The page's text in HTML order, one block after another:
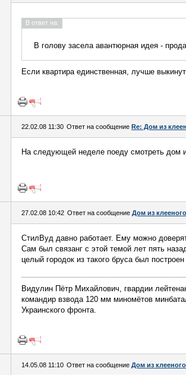
В ответ на:
В голову засела авантюрная идея -
Если квартира единственная, лучше
22.02.08 11:30 Ответ на сообщение Re: Дом из
На следующей неделе поеду смотреть дом
27.02.08 10:42 Ответ на сообщение Дом из
СтилВуд давно работает. Ему можно
Сам был связанг с этой темой лет пять
целый городок из такого бруса был
Видулин Пётр Михайлович, гвардии
командир взвода 120 мм миномётов
Украинского фронта.
14.05.08 11:10 Ответ на сообщение Дом из